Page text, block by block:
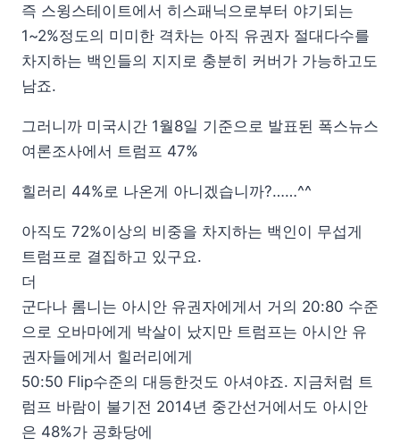
즉 스윙스테이트에서 히스패닉으로부터 야기되는
1~2%정도의 미미한 격차는 아직 유권자 절대다수를
차지하는 백인들의 지지로 충분히 커버가 가능하고도
남죠.
그러니까 미국시간 1월8일 기준으로 발표된 폭스뉴스
여론조사에서 트럼프 47%
힐러리 44%로 나온게 아니겠습니까?……^^
아직도 72%이상의 비중을 차지하는 백인이 무섭게
트럼프로 결집하고 있구요.
더
군다나 롬니는 아시안 유권자에게서 거의 20:80 수준
으로 오바마에게 박살이 났지만 트럼프는 아시안 유
권자들에게서 힐러리에게
50:50 Flip수준의 대등한것도 아셔야죠. 지금처럼 트
럼프 바람이 불기전 2014년 중간선거에서도 아시안
은 48%가 공화당에